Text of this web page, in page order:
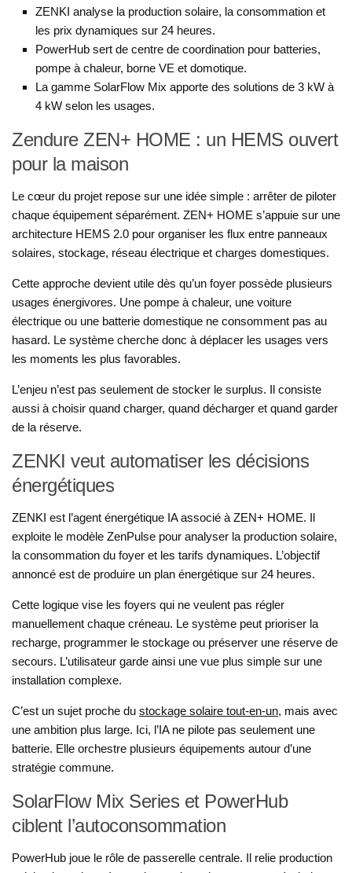
ZENKI analyse la production solaire, la consommation et
les prix dynamiques sur 24 heures.
PowerHub sert de centre de coordination pour batteries,
pompe à chaleur, borne VE et domotique.
La gamme SolarFlow Mix apporte des solutions de 3 kW à
4 kW selon les usages.
Zendure ZEN+ HOME : un HEMS ouvert
pour la maison
Le cœur du projet repose sur une idée simple : arrêter de piloter
chaque équipement séparément. ZEN+ HOME s’appuie sur une
architecture HEMS 2.0 pour organiser les flux entre panneaux
solaires, stockage, réseau électrique et charges domestiques.
Cette approche devient utile dès qu’un foyer possède plusieurs
usages énergivores. Une pompe à chaleur, une voiture
électrique ou une batterie domestique ne consomment pas au
hasard. Le système cherche donc à déplacer les usages vers
les moments les plus favorables.
L’enjeu n’est pas seulement de stocker le surplus. Il consiste
aussi à choisir quand charger, quand décharger et quand garder
de la réserve.
ZENKI veut automatiser les décisions
énergétiques
ZENKI est l’agent énergétique IA associé à ZEN+ HOME. Il
exploite le modèle ZenPulse pour analyser la production solaire,
la consommation du foyer et les tarifs dynamiques. L’objectif
annoncé est de produire un plan énergétique sur 24 heures.
Cette logique vise les foyers qui ne veulent pas régler
manuellement chaque créneau. Le système peut prioriser la
recharge, programmer le stockage ou préserver une réserve de
secours. L’utilisateur garde ainsi une vue plus simple sur une
installation complexe.
C’est un sujet proche du stockage solaire tout-en-un, mais avec
une ambition plus large. Ici, l’IA ne pilote pas seulement une
batterie. Elle orchestre plusieurs équipements autour d’une
stratégie commune.
SolarFlow Mix Series et PowerHub
ciblent l’autoconsommation
PowerHub joue le rôle de passerelle centrale. Il relie production